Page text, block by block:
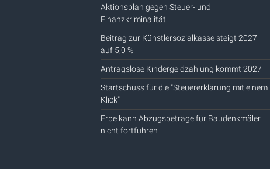
Aktionsplan gegen Steuer- und
Finanzkriminalität
Beitrag zur Künstlersozialkasse steigt 2027
auf 5,0 %
Antragslose Kindergeldzahlung kommt 2027
Startschuss für die "Steuererklärung mit einem
Klick"
Erbe kann Abzugsbeträge für Baudenkmäler
nicht fortführen